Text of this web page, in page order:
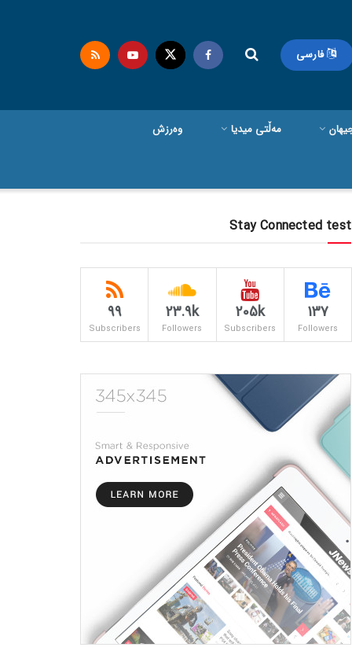
فارسی
مەڵتی میدیا وەرزش
Stay Connected test
137
Followers
205k
Subscribers
23.9k
Followers
99
Subscribers